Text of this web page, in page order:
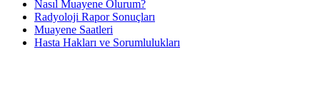
Nasıl Muayene Olurum?
Radyoloji Rapor Sonuçları
Muayene Saatleri
Hasta Hakları ve Sorumlulukları